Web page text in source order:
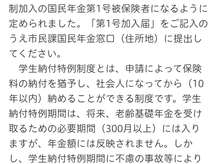
制加入の国民年金第1号被保険者になるように
定められました。「第1号加入届」をご記入の
うえ市民課国民年金窓口（住所地）に提出し
てください。
学生納付特例制度とは、申請によって保険
料の納付を猶予し、社会人になってから（10
年以内）納めることができる制度です。学生
納付特例期間は、将来、老齢基礎年金を受け
取るための必要期間（300月以上）には入り
ますが、年金額には反映されません。しか
し、学生納付特例期間に不慮の事故等により